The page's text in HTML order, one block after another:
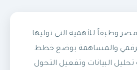
وطبقاً للأهمية التى توليها
الرقمي والمساهمة بوضع خطط
تحليل البيانات وتفعيل التحول